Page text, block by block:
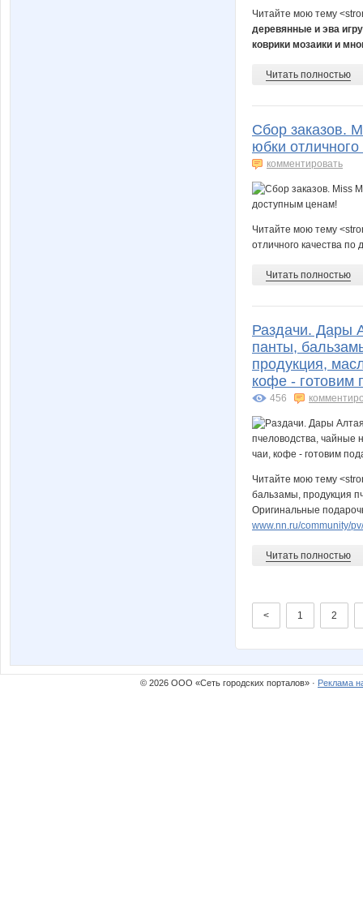
Читайте мою тему
деревянные и эва
коврики мозаики и
Читать полностью
Сбор заказов.
юбки
комментировать
Читайте мою тему
отличного качества
Читать полностью
Раздачи. Дары
панты,
продукция,
кофе - готовим
456
Читайте мою тему
бальзамы, продукция
Оригинальные
www.nn.ru/community/
Читать полностью
< 1 2
© 2026 ООО «Сеть городских порталов» · Реклама